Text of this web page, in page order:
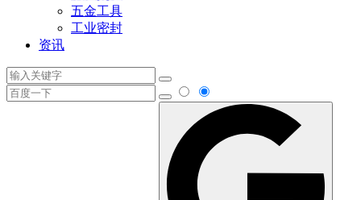
五金工具
工业密封
资讯